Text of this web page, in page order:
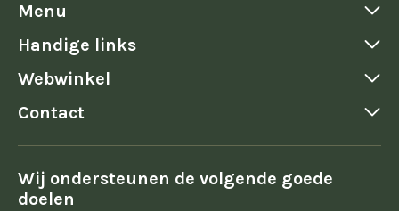
Menu
Handige links
Webwinkel
Contact
Wij ondersteunen de volgende goede
doelen